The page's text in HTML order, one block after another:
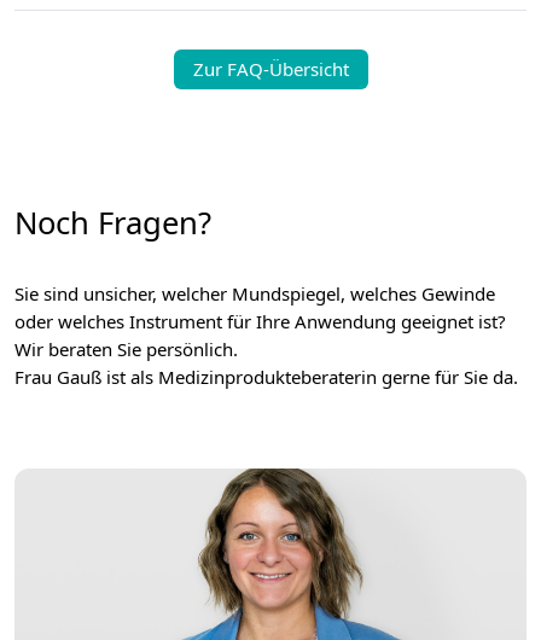
Zur FAQ-Übersicht
Noch Fragen?
Sie sind unsicher, welcher Mundspiegel, welches Gewinde
oder welches Instrument für Ihre Anwendung geeignet ist?
Wir beraten Sie persönlich.
Frau Gauß ist als Medizinprodukteberaterin gerne für Sie da.